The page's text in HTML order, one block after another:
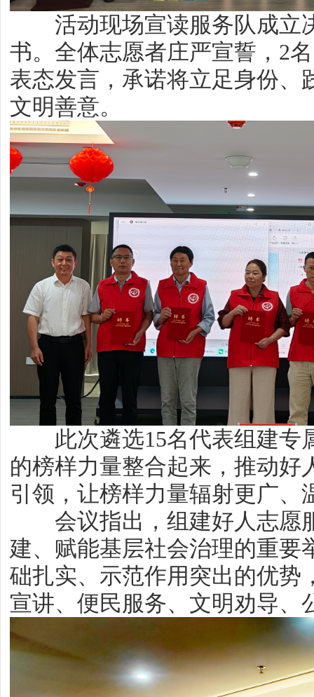
活动现场宣读服务队成立
书。全体志愿者庄严宣誓，2
表态发言，承诺将立足身份、
文明善意。
此次遴选15名代表组建专
的榜样力量整合起来，推动好
引领，让榜样力量辐射更广、
会议指出，组建好人志愿
建、赋能基层社会治理的重要
础扎实、示范作用突出的优势
宣讲、便民服务、文明劝导、